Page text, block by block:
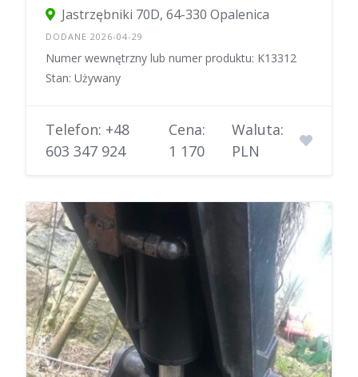
Jastrzębniki 70D, 64-330 Opalenica
DODANE 2026-04-29
Numer wewnętrzny lub numer produktu: K13312
Stan: Używany
Telefon: +48
603 347 924
Cena:
1 170
Waluta:
PLN